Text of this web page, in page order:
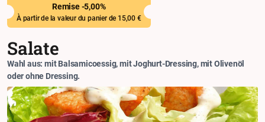
Remise -5,00%
À partir de la valeur du panier de 15,00 €
Salate
Wahl aus: mit Balsamicoessig, mit Joghurt-Dressing, mit Olivenöl
oder ohne Dressing.